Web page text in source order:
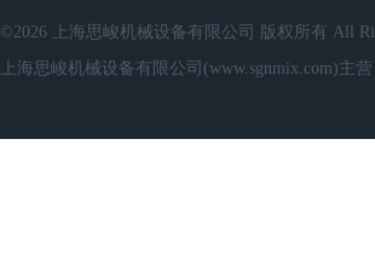
©2026 上海思峻机械设备有限公司 版权所有 All
上海思峻机械设备有限公司(www.sgnmix.com)